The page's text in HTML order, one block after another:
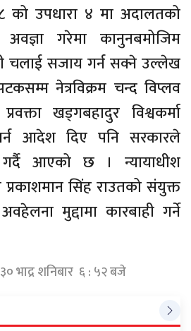
को उपधारा ४ मा अदालतको
गरेमा कानुनबमोजिम
चलाई सजाय गर्न सक्ने उल्लेख
नेत्रविक्रम चन्द विप्लव
खड्गबहादुर विश्वकर्मा
आदेश दिए पनि सरकारले
गर्दै आएको छ । न्यायाधीश
सिंह राउतको संयुक्त
मुद्दामा कारबाही गर्ने
भाद्र शनिबार ६ : ५२ बजे